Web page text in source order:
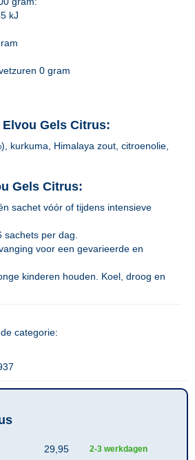
kJ
0 gram
Gels Citrus:
kurkuma, Himalaya zout, citroenolie,
Gels Citrus:
sachet vóór of tijdens intensieve
per dag.
voor een gevarieerde en
kinderen houden. Koel, droog en
categorie:
29,95 2-3 werkdagen